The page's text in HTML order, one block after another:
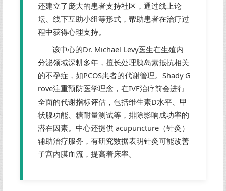
还建立了庞大的患者支持社区，通过线上论
坛、线下互助小组等形式，帮助患者在治疗过
程中获得心理支持。
该中心的Dr. Michael Levy医生在生殖内
分泌领域深耕多年，擅长处理胰岛素抵抗相关
的不孕症，如PCOS患者的代谢管理。Shady G
rove注重预防医学理念，在IVF治疗前会进行
全面的代谢指标评估，包括维生素D水平、甲
状腺功能、糖耐量测试等，排除影响成功率的
潜在因素。中心还提供 acupuncture（针灸）
辅助治疗服务，有研究数据表明针灸可能改善
子宫内膜血流，提高着床率。